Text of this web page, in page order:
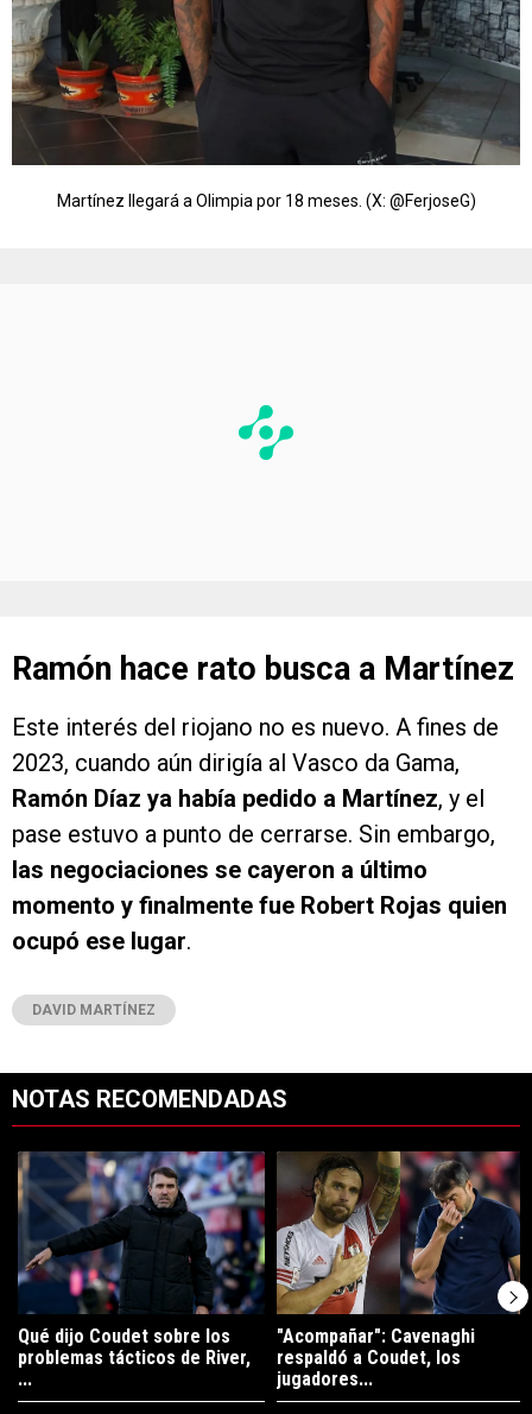
Martínez llegará a Olimpia por 18 meses. (X: @FerjoseG)
Ramón hace rato busca a Martínez
Este interés del riojano no es nuevo. A fines de
2023, cuando aún dirigía al Vasco da Gama,
Ramón Díaz ya había pedido a Martínez, y el
pase estuvo a punto de cerrarse. Sin embargo,
las negociaciones se cayeron a último
momento y finalmente fue Robert Rojas quien
ocupó ese lugar.
DAVID MARTÍNEZ
NOTAS RECOMENDADAS
Un artículo de tendencia con el título "Qué dijo Coudet sobre los
Qué dijo Coudet sobre los
problemas tácticos de River,
...
Un artículo de tendencia con el
"Acompañar": Cavenaghi
respaldó a Coudet, los
jugadores...